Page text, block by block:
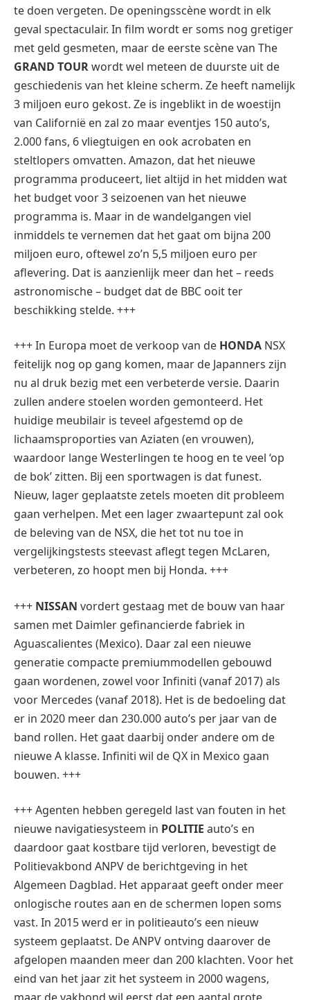
te doen vergeten. De openingsscène wordt in elk
geval spectaculair. In film wordt er soms nog gretiger
met geld gesmeten, maar de eerste scène van The
GRAND TOURwordt wel meteen de duurste uit de
geschiedenis van het kleine scherm. Ze heeft namelijk
3 miljoen euro gekost. Ze is ingeblikt in de woestijn
van Californië en zal zo maar eventjes 150 auto’s,
2.000 fans, 6 vliegtuigen en ook acrobaten en
steltlopers omvatten. Amazon, dat het nieuwe
programma produceert, liet altijd in het midden wat
het budget voor 3 seizoenen van het nieuwe
programma is. Maar in de wandelgangen viel
inmiddels te vernemen dat het gaat om bijna 200
miljoen euro, oftewel zo’n 5,5 miljoen euro per
aflevering. Dat is aanzienlijk meer dan het – reeds
astronomische – budget dat de BBC ooit ter
beschikking stelde. +++
+++ In Europa moet de verkoop van de HONDA NSX
feitelijk nog op gang komen, maar de Japanners zijn
nu al druk bezig met een verbeterde versie. Daarin
zullen andere stoelen worden gemonteerd. Het
huidige meubilair is teveel afgestemd op de
lichaamsproporties van Aziaten (en vrouwen),
waardoor lange Westerlingen te hoog en te veel ‘op
de bok’ zitten. Bij een sportwagen is dat funest.
Nieuw, lager geplaatste zetels moeten dit probleem
gaan verhelpen. Met een lager zwaartepunt zal ook
de beleving van de NSX, die het tot nu toe in
vergelijkingstests steevast aflegt tegen McLaren,
verbeteren, zo hoopt men bij Honda. +++
+++ NISSAN vordert gestaag met de bouw van haar
samen met Daimler gefinancierde fabriek in
Aguascalientes (Mexico). Daar zal een nieuwe
generatie compacte premiummodellen gebouwd
gaan wordenen, zowel voor Infiniti (vanaf 2017) als
voor Mercedes (vanaf 2018). Het is de bedoeling dat
er in 2020 meer dan 230.000 auto’s per jaar van de
band rollen. Het gaat daarbij onder andere om de
nieuwe A klasse. Infiniti wil de QX in Mexico gaan
bouwen. +++
+++ Agenten hebben geregeld last van fouten in het
nieuwe navigatiesysteem in POLITIE auto’s en
daardoor gaat kostbare tijd verloren, bevestigt de
Politievakbond ANPV de berichtgeving in het
Algemeen Dagblad. Het apparaat geeft onder meer
onlogische routes aan en de schermen lopen soms
vast. In 2015 werd er in politieauto’s een nieuw
systeem geplaatst. De ANPV ontving daarover de
afgelopen maanden meer dan 200 klachten. Voor het
eind van het jaar zit het systeem in 2000 wagens,